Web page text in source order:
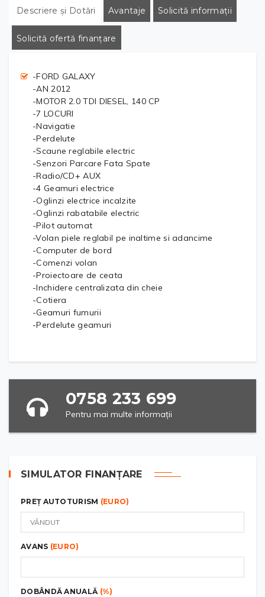
Descriere și Dotări Avantaje Solicită informații
Solicită ofertă finanțare
-FORD GALAXY
-AN 2012
-MOTOR 2.0 TDI DIESEL, 140 CP
-7 LOCURI
-Navigatie
-Perdelute
-Scaune reglabile electric
-Senzori Parcare Fata Spate
-Radio/CD+ AUX
-4 Geamuri electrice
-Oglinzi electrice incalzite
-Oglinzi rabatabile electric
-Pilot automat
-Volan piele reglabil pe inaltime si adancime
-Computer de bord
-Comenzi volan
-Proiectoare de ceata
-Inchidere centralizata din cheie
-Cotiera
-Geamuri fumurii
-Perdelute geamuri
0758 233 699
Pentru mai multe informații
SIMULATOR FINANȚARE
PREȚ AUTOTURISM (EURO)
AVANS (EURO)
DOBÂNDĂ ANUALĂ (%)